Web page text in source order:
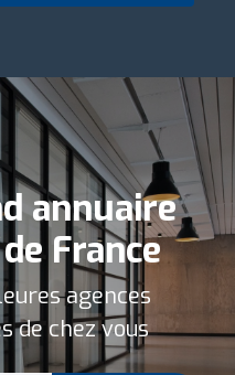
annuaire
France
agences
de chez vous